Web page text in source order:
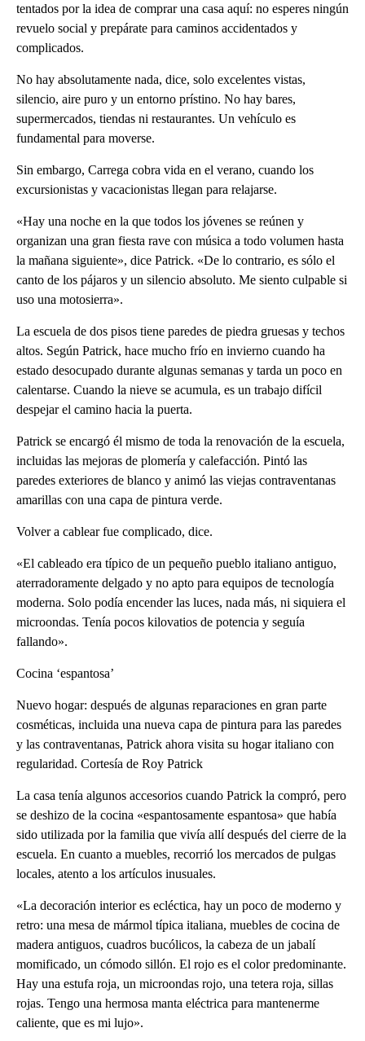
tentados por la idea de comprar una casa aquí: no esperes ningún
revuelo social y prepárate para caminos accidentados y
complicados.
No hay absolutamente nada, dice, solo excelentes vistas,
silencio, aire puro y un entorno prístino. No hay bares,
supermercados, tiendas ni restaurantes. Un vehículo es
fundamental para moverse.
Sin embargo, Carrega cobra vida en el verano, cuando los
excursionistas y vacacionistas llegan para relajarse.
«Hay una noche en la que todos los jóvenes se reúnen y
organizan una gran fiesta rave con música a todo volumen hasta
la mañana siguiente», dice Patrick. «De lo contrario, es sólo el
canto de los pájaros y un silencio absoluto. Me siento culpable si
uso una motosierra».
La escuela de dos pisos tiene paredes de piedra gruesas y techos
altos. Según Patrick, hace mucho frío en invierno cuando ha
estado desocupado durante algunas semanas y tarda un poco en
calentarse. Cuando la nieve se acumula, es un trabajo difícil
despejar el camino hacia la puerta.
Patrick se encargó él mismo de toda la renovación de la escuela,
incluidas las mejoras de plomería y calefacción. Pintó las
paredes exteriores de blanco y animó las viejas contraventanas
amarillas con una capa de pintura verde.
Volver a cablear fue complicado, dice.
«El cableado era típico de un pequeño pueblo italiano antiguo,
aterradoramente delgado y no apto para equipos de tecnología
moderna. Solo podía encender las luces, nada más, ni siquiera el
microondas. Tenía pocos kilovatios de potencia y seguía
fallando».
Cocina ‘espantosa’
Nuevo hogar: después de algunas reparaciones en gran parte
cosméticas, incluida una nueva capa de pintura para las paredes
y las contraventanas, Patrick ahora visita su hogar italiano con
regularidad. Cortesía de Roy Patrick
La casa tenía algunos accesorios cuando Patrick la compró, pero
se deshizo de la cocina «espantosamente espantosa» que había
sido utilizada por la familia que vivía allí después del cierre de la
escuela. En cuanto a muebles, recorrió los mercados de pulgas
locales, atento a los artículos inusuales.
«La decoración interior es ecléctica, hay un poco de moderno y
retro: una mesa de mármol típica italiana, muebles de cocina de
madera antiguos, cuadros bucólicos, la cabeza de un jabalí
momificado, un cómodo sillón. El rojo es el color predominante.
Hay una estufa roja, un microondas rojo, una tetera roja, sillas
rojas. Tengo una hermosa manta eléctrica para mantenerme
caliente, que es mi lujo».